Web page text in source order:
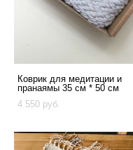
Коврик для медитации и
пранаямы 35 см * 50 см
4 550 pуб.